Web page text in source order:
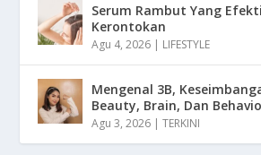
Serum Rambut Yang
Kerontokan
Agu 4, 2026 | LIFESTYLE
Mengenal 3B,
Beauty, Brain, Dan
Agu 3, 2026 |TERKINI